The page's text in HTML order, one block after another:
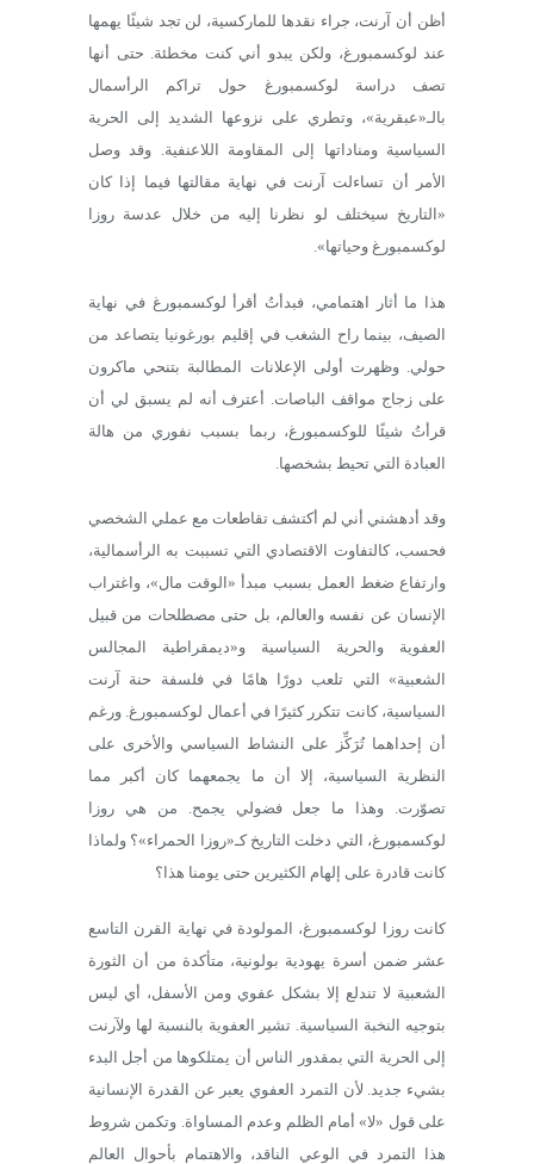
أظن أن آرنت، جراء نقدها للماركسية، لن تجد شيئًا يهمها
عند لوكسمبورغ، ولكن يبدو أني كنت مخطئة. حتى أنها
تصف دراسة لوكسمبورغ حول تراكم الرأسمال
بالـ«عبقرية»، وتطري على نزوعها الشديد إلى الحرية
السياسية ومناداتها إلى المقاومة اللاعنفية. وقد وصل
الأمر أن تساءلت آرنت في نهاية مقالتها فيما إذا كان
«التاريخ سيختلف لو نظرنا إليه من خلال عدسة روزا
لوكسمبورغ وحياتها».
هذا ما أثار اهتمامي، فبدأتُ أقرأ لوكسمبورغ في نهاية
الصيف، بينما راح الشغب في إقليم بورغونيا يتصاعد من
حولي. وظهرت أولى الإعلانات المطالبة بتنحي ماكرون
على زجاج مواقف الباصات. أعترف أنه لم يسبق لي أن
قرأتُ شيئًا للوكسمبورغ، ربما بسبب نفوري من هالة
العبادة التي تحيط بشخصها.
وقد أدهشني أني لم أكتشف تقاطعات مع عملي الشخصي
فحسب، كالتفاوت الاقتصادي التي تسببت به الرأسمالية،
وارتفاع ضغط العمل بسبب مبدأ «الوقت مال»، واغتراب
الإنسان عن نفسه والعالم، بل حتى مصطلحات من قبيل
العفوية والحرية السياسية و«ديمقراطية المجالس
الشعبية» التي تلعب دورًا هامًا في فلسفة حنة آرنت
السياسية، كانت تتكرر كثيرًا في أعمال لوكسمبورغ. ورغم
أن إحداهما تُرَكِّز على النشاط السياسي والأخرى على
النظرية السياسية، إلا أن ما يجمعهما كان أكبر مما
تصوّرت. وهذا ما جعل فضولي يجمح. من هي روزا
لوكسمبورغ، التي دخلت التاريخ كـ«روزا الحمراء»؟ ولماذا
كانت قادرة على إلهام الكثيرين حتى يومنا هذا؟
كانت روزا لوكسمبورغ، المولودة في نهاية القرن التاسع
عشر ضمن أسرة يهودية بولونية، متأكدة من أن الثورة
الشعبية لا تندلع إلا بشكل عفوي ومن الأسفل، أي ليس
بتوجيه النخبة السياسية. تشير العفوية بالنسبة لها ولآرنت
إلى الحرية التي بمقدور الناس أن يمتلكوها من أجل البدء
بشيء جديد. لأن التمرد العفوي يعبر عن القدرة الإنسانية
على قول «لا» أمام الظلم وعدم المساواة. وتكمن شروط
هذا التمرد في الوعي الناقد، والاهتمام بأحوال العالم